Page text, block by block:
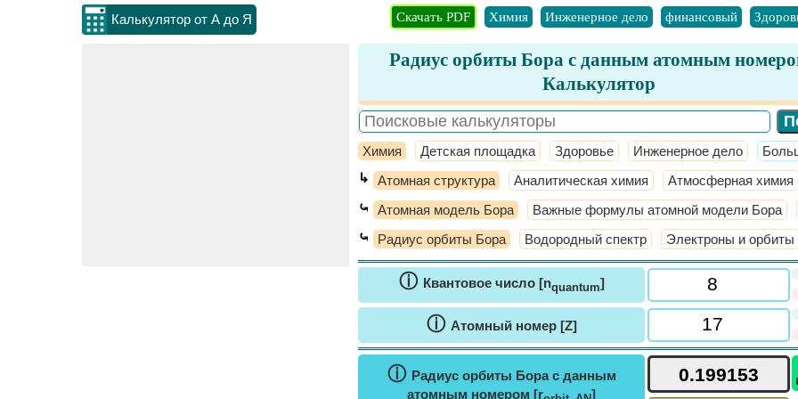
Калькулятор от А до Я Скачать PDF Химия Инженерное дело финансовый
Радиус орбиты Бора с данным атомным
Калькулятор
Химия Детская площадка Здоровье Инженерное дело
↳ Атомная структура Аналитическая химия Атмосферная химия
⤿ Атомная модель Бора Важные формулы атомной модели Бора
⤿ Радиус орбиты Бора Водородный спектр Электроны и орбиты
ⓘ Квантовое число [nquantum]
ⓘ Атомный номер [Z]
ⓘ Радиус орбиты Бора с данным
атомным номером [r
]